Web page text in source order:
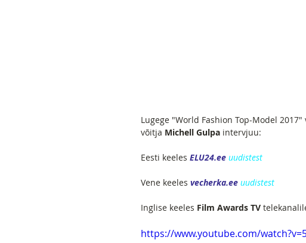
Lugege "World Fashion Top-Model
võitja Michell Gulpa intervjuu:
Eesti keeles ELU24.ee uudistest
Vene keeles vecherka.ee uudistest
Inglise keeles Film Awards TV
https://www.youtube.com/